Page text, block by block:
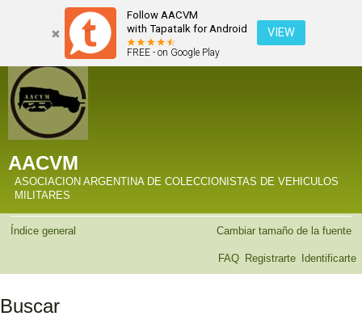
Follow AACVM
with Tapatalk for Android
FREE - on Google Play
VIEW
AACVM
ASOCIACION ARGENTINA DE COLECCIONISTAS DE VEHICULOS
MILITARES
Índice general Cambiar tamaño de la fuente
FAQ Registrarte Identificarte
Buscar